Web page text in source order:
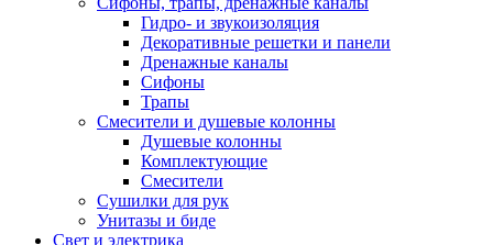
Гидро- и звукоизоляция
Декоративные решетки и панели
Дренажные каналы
Сифоны
Трапы
Смесители и душевые колонны
Душевые колонны
Комплектующие
Смесители
Сушилки для рук
Унитазы и биде
Свет и электрика